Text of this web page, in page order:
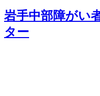
岩手中部障がい
ター